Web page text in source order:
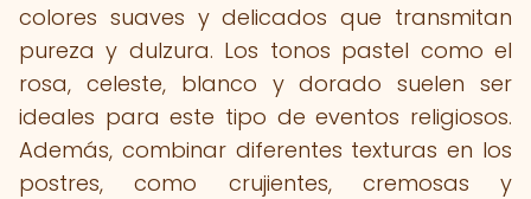
colores suaves y delicados que transmitan
pureza y dulzura. Los tonos pastel como el
rosa, celeste, blanco y dorado suelen ser
ideales para este tipo de eventos religiosos.
Además, combinar diferentes texturas en los
postres, como crujientes, cremosas y